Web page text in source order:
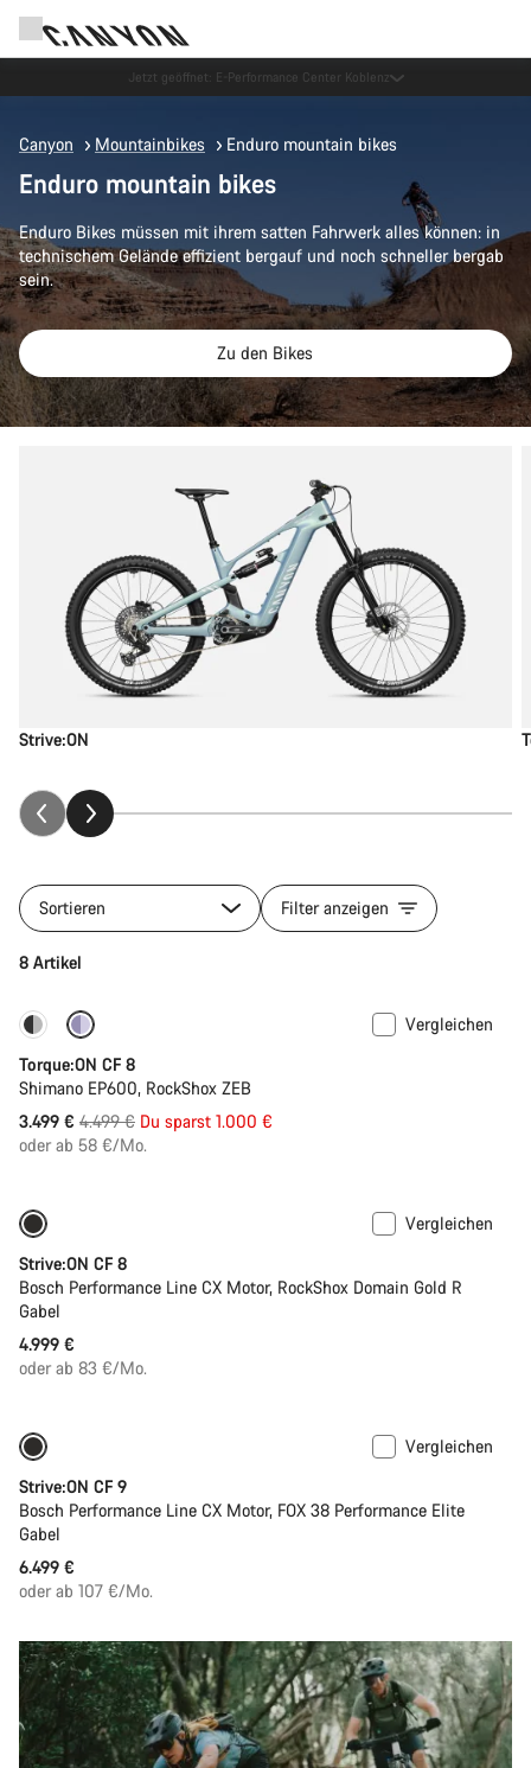
Jetzt geöffnet: E-Performance Center Koblenz
Canyon Mountainbikes Enduro mountain bikes
Enduro mountain bikes
Enduro Bikes müssen mit ihrem satten Fahrwerk alles können: in
technischem Gelände effizient bergauf und noch schneller bergab
sein.
Zu den Bikes
Strive:ON
Sortieren Filter anzeigen
8 Artikel
-22%
Vergleichen
Torque:ON CF 8
Shimano EP600, RockShox ZEB
3.499 € Ursprungspreis
4.499 € Du sparst 1.000 €
oder ab 58 €/Mo.
Vergleichen
Strive:ON CF 8
Bosch Performance Line CX Motor, RockShox Domain Gold R
Gabel
4.999 €
oder ab 83 €/Mo.
Vergleichen
Strive:ON CF 9
Bosch Performance Line CX Motor, FOX 38 Performance Elite
Gabel
6.499 €
oder ab 107 €/Mo.